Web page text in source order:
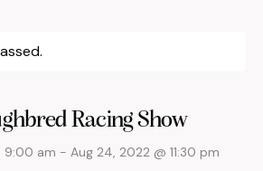
Racing Show
9:00 am - Aug 24, 2022 @ 11:30 pm